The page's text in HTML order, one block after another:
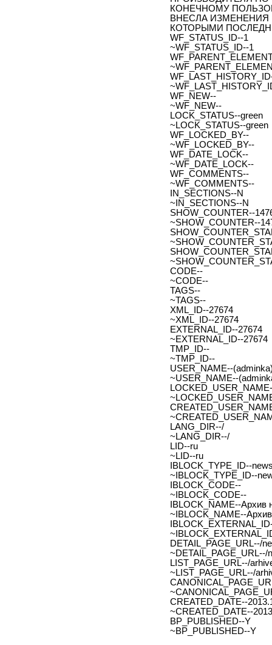
КОНЕЧНОМУ
ВНЕСЛА ИЗМЕНЕНИЯ
КОТОРЫМИ
WF_STATUS_ID--1
~WF_STATUS_ID--1
WF_NEW--
~WF_NEW--
LOCK_STATUS--green
~LOCK_STATUS--green
WF_LOCKED_BY--
~WF_LOCKED_BY--
WF_DATE_LOCK--
~WF_DATE_LOCK--
WF_COMMENTS--
~WF_COMMENTS--
IN_SECTIONS--N
~IN_SECTIONS--N
SHOW_COUNTER--
~SHOW_COUNTER--
CODE--
~CODE--
TAGS--
~TAGS--
XML_ID--27674
~XML_ID--27674
EXTERNAL_ID--27674
~EXTERNAL_ID--27674
TMP_ID--
~TMP_ID--
USER_NAME--
~USER_NAME--
LANG_DIR--/
~LANG_DIR--/
LID--ru
~LID--ru
IBLOCK_TYPE_ID--
~IBLOCK_TYPE_ID--
IBLOCK_CODE--
~IBLOCK_CODE--
IBLOCK_NAME--Архив
~IBLOCK_NAME--
DETAIL_PAGE_URL--/
~DETAIL_PAGE_URL--/
LIST_PAGE_URL--/
~LIST_PAGE_URL--/
CREATED_DATE--
~CREATED_DATE--
BP_PUBLISHED--Y
~BP_PUBLISHED--Y